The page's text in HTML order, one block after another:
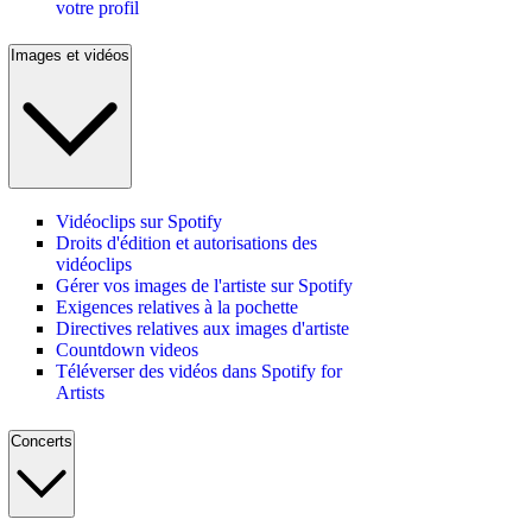
votre profil
Images et vidéos
Vidéoclips sur Spotify
Droits d'édition et autorisations des
vidéoclips
Gérer vos images de l'artiste sur Spotify
Exigences relatives à la pochette
Directives relatives aux images d'artiste
Countdown videos
Téléverser des vidéos dans Spotify for
Artists
Concerts